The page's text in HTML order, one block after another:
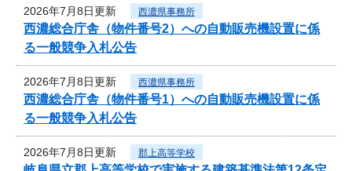
2026年7月8日更新 西濃県事務所
西濃総合庁舎（物件番号2）への自動販売機設置に係
る一般競争入札公告
2026年7月8日更新 西濃県事務所
西濃総合庁舎（物件番号1）への自動販売機設置に係
る一般競争入札公告
2026年7月8日更新 郡上高等学校